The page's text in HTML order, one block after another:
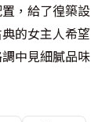
，給了徨築設
的女主人希望
中見細膩品味